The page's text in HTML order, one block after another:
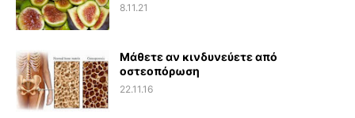
8.11.21
Μάθετε αν κινδυνεύετε από
οστεοπόρωση
22.11.16